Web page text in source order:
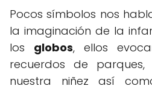
Pocos símbolos nos
la imaginación de la
los globos, ellos
recuerdos de
nuestra niñez así